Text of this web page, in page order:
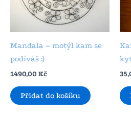
Mandala – motýl kam se
podíváš :)
1490,00 Kč
Přidat do košíku